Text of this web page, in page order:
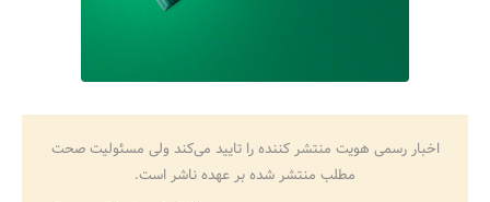
اخبار رسمی هویت منتشر کننده را تایید می‌کند ولی مسئولیت صحت
مطلب منتشر شده بر عهده ناشر است.